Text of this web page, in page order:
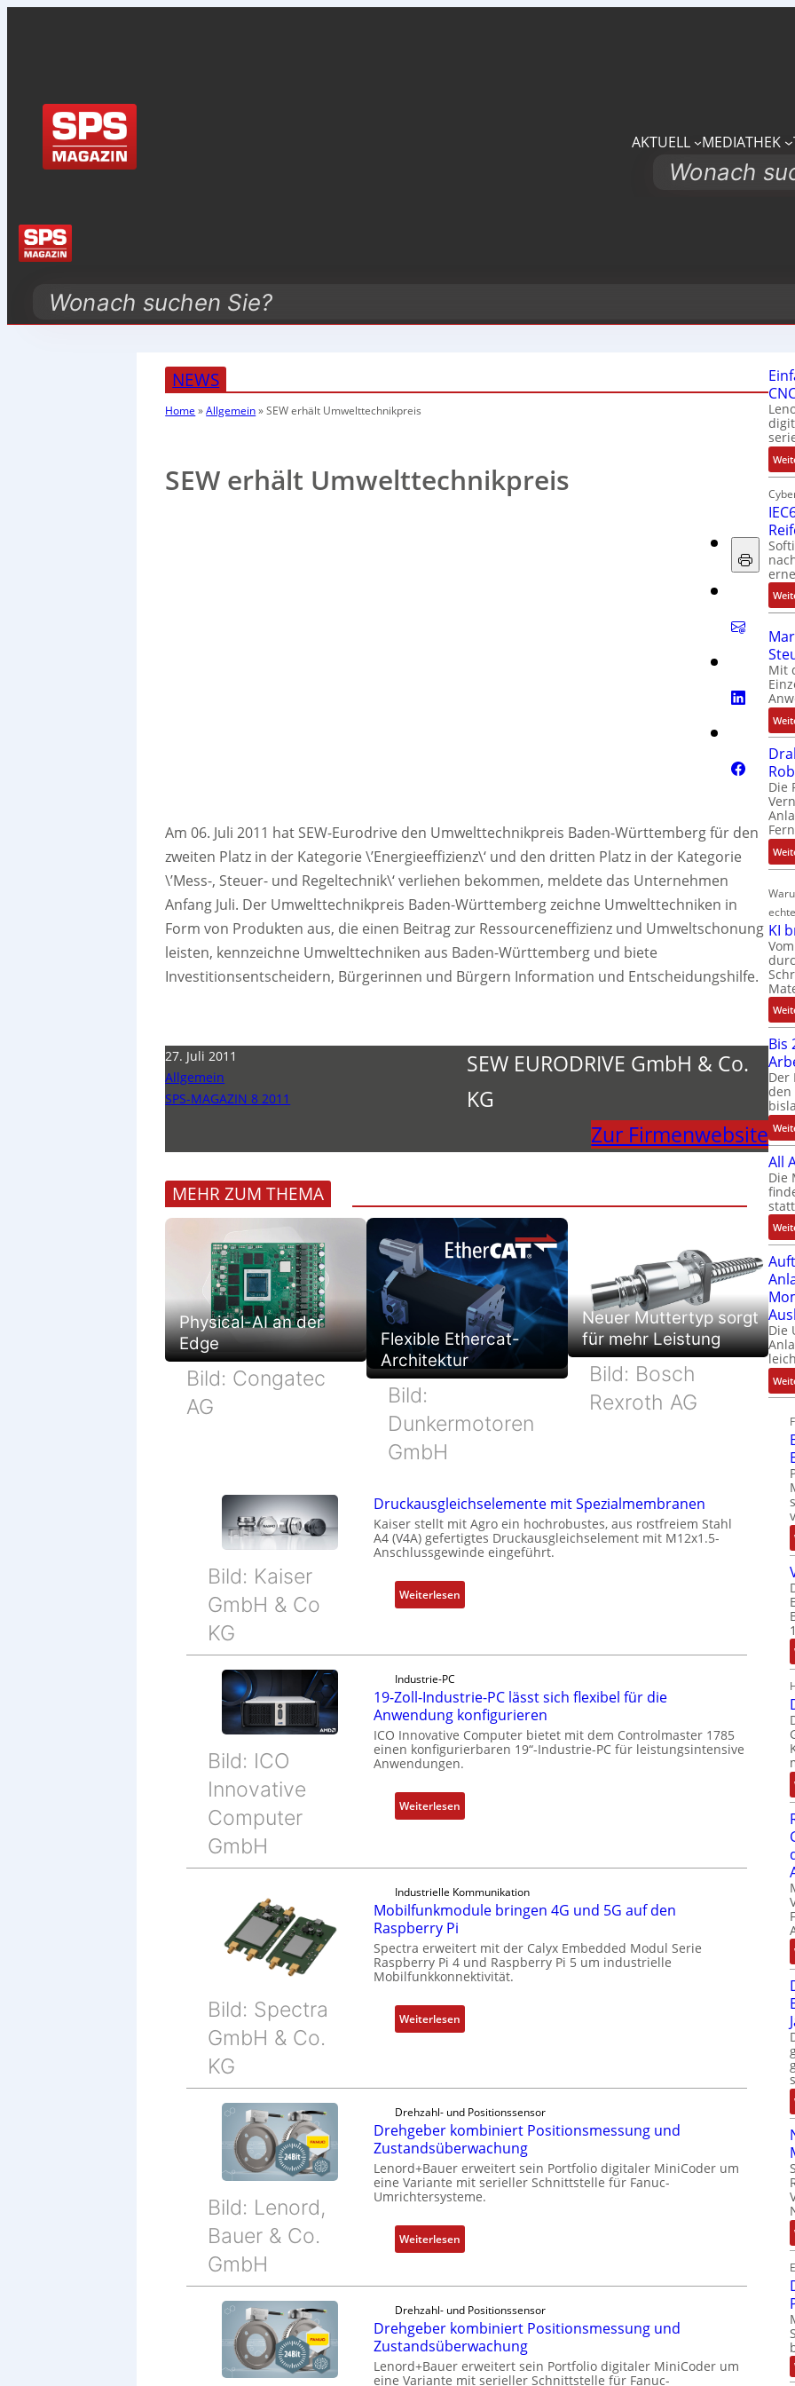
AKTUELL MEDIATHEK
Search
Search
NEWS
Home »Allgemein»SEW erhält Umwelttechnikpreis
SEW erhält Umwelttechnikpreis
Am 06. Juli 2011 hat SEW-Eurodrive den Umwelttechnikpreis Baden-Württemberg für den
zweiten Platz in der Kategorie \’Energieeffizienz\‘ und den dritten Platz in der Kategorie
\’Mess-, Steuer- und Regeltechnik\‘ verliehen bekommen, meldete das Unternehmen
Anfang Juli. Der Umwelttechnikpreis Baden-Württemberg zeichne Umwelttechniken in
Form von Produkten aus, die einen Beitrag zur Ressourceneffizienz und Umweltschonung
leisten, kennzeichne Umwelttechniken aus Baden-Württemberg und biete
Investitionsentscheidern, Bürgerinnen und Bürgern Information und Entscheidungshilfe.
27. Juli 2011
Allgemein
SPS-MAGAZIN 8 2011
SEW EURODRIVE GmbH & Co.
KG
Zur Firmenwebsite
MEHR ZUM THEMA
Physical-AI an der
Edge
Bild: Congatec
AG
Flexible Ethercat-
Architektur
Bild:
Dunkermotoren
GmbH
Neuer Muttertyp sorgt
für mehr Leistung
Bild: Bosch
Rexroth AG
Bild: Kaiser
GmbH & Co
KG
Druckausgleichselemente mit Spezialmembranen
Kaiser stellt mit Agro ein hochrobustes, aus rostfreiem Stahl
A4 (V4A) gefertigtes Druckausgleichselement mit M12x1.5-
Anschlussgewinde eingeführt.
Weiterlesen:
D
a
u
s
g
e
i
s
e
l
m
e
n
t
e
p
e
z
i
a
m
e
b
n
Bild: ICO
Innovative
Computer
GmbH
Industrie-PC
19-Zoll-Industrie-PC lässt sich flexibel für die
Anwendung konfigurieren
ICO Innovative Computer bietet mit dem Controlmaster 1785
einen konfigurierbaren 19“-Industrie-PC für leistungsintensive
Anwendungen.
Weiterlesen:
1
o
l
-
I
d
u
r
-
C
l
s
s
i
c
h
f
l
Bild: Spectra
GmbH & Co.
KG
Industrielle Kommunikation
Mobilfunkmodule bringen 4G und 5G auf den
Raspberry Pi
Spectra erweitert mit der Calyx Embedded Modul Serie
Raspberry Pi 4 und Raspberry Pi 5 um industrielle
Mobilfunkkonnektivität.
Weiterlesen:
M
i
l
f
u
n
k
m
o
d
b
r
i
n
Bild: Lenord,
Bauer & Co.
GmbH
Drehzahl- und Positionssensor
Drehgeber kombiniert Positionsmessung und
Zustandsüberwachung
Lenord+Bauer erweitert sein Portfolio digitaler MiniCoder um
eine Variante mit serieller Schnittstelle für Fanuc-
Umrichtersysteme.
Weiterlesen:
D
h
g
e
b
Drehzahl- und Positionssensor
Drehgeber kombiniert Positionsmessung und
Zustandsüberwachung
Lenord+Bauer erweitert sein Portfolio digitaler MiniCoder um
eine Variante mit serieller Schnittstelle für Fanuc-
Mit
Die
KI
Bis
Der
den
All
Die
Die